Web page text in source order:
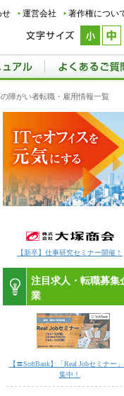
せ 運営会社
著作権につい
障がい者転職・雇用情報一覧
【新卒】仕事研究セミナー開催！
注目求人・転職募集
業
【〓SoftBank】「Real Jobセミナー
集中！